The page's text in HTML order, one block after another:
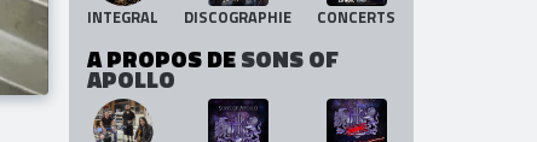
INTEGRAL DISCOGRAPHIE CONCERTS
A PROPOS DESONS OF
APOLLO